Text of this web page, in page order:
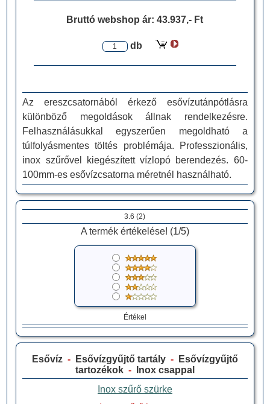
Bruttó webshop ár:43.937,- Ft
db
Az ereszcsatornából érkező esővízutánpótlásra
különböző megoldások állnak rendelkezésre.
Felhasználásukkal egyszerűen megoldható a
túlfolyásmentes töltés problémája. Professzionális,
inox szűrővel kiegészített vízlopó berendezés. 60-
100mm-es esővízcsatorna méretnél használható.
3.6 (2)
A termék értékelése! (1/5)
Értékel
Esővíz- Esővízgyűjtő tartály-
Esővízgyűjtő
tartozékok-
Inox csappal
Inox szűrő szürke